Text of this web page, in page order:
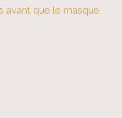
avant que le masque